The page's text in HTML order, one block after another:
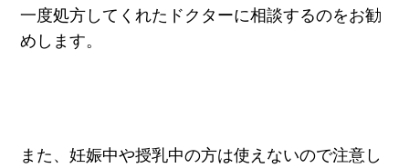
一度処方してくれたドクターに相談するのをお勧
めします。
また、妊娠中や授乳中の方は使えないので注意し